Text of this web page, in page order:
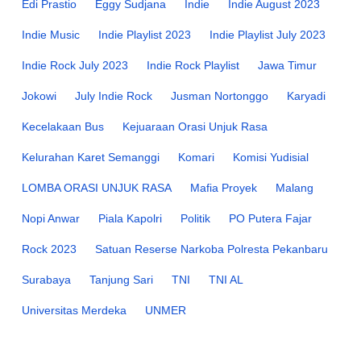
Edi Prastio Eggy Sudjana Indie Indie August 2023
Indie Music Indie Playlist 2023 Indie Playlist July 2023
Indie Rock July 2023 Indie Rock Playlist Jawa Timur
Jokowi July Indie Rock Jusman Nortonggo Karyadi
Kecelakaan Bus Kejuaraan Orasi Unjuk Rasa
Kelurahan Karet Semanggi Komari Komisi Yudisial
LOMBA ORASI UNJUK RASA Mafia Proyek Malang
Nopi Anwar Piala Kapolri Politik PO Putera Fajar
Rock 2023 Satuan Reserse Narkoba Polresta Pekanbaru
Surabaya Tanjung Sari TNI TNI AL
Universitas Merdeka UNMER